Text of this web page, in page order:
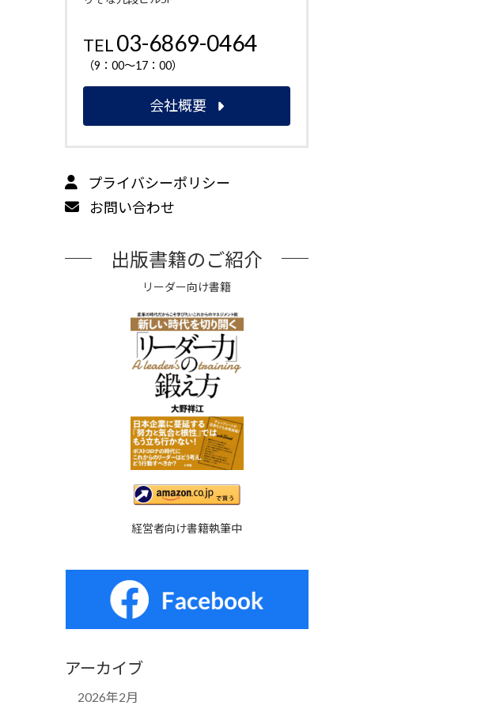
TEL03-6869-0464
（9：00～17：00）
会社概要
プライバシーポリシー
お問い合わせ
出版書籍のご紹介
リーダー向け書籍
経営者向け書籍執筆中
アーカイブ
2026年2月